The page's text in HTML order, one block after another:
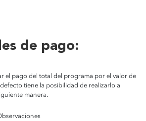
de pago:
el pago del total del programa por el valor de
tiene la posibilidad de realizarlo a
manera.